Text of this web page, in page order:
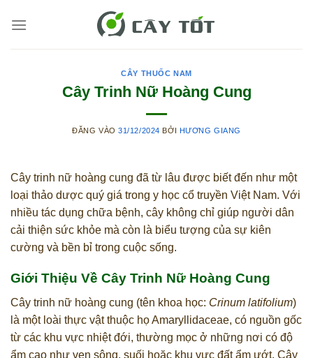
qua
CÂY THUỐC NAM
Cây Trinh Nữ Hoàng Cung
ĐĂNG VÀO31/12/2024 BỞI HƯƠNG GIANG
Cây trinh nữ hoàng cung đã từ lâu được biết đến như một
loại thảo dược quý giá trong y học cổ truyền Việt Nam. Với
nhiều tác dụng chữa bệnh, cây không chỉ giúp người dân
cải thiện sức khỏe mà còn là biểu tượng của sự kiên
cường và bền bỉ trong cuộc sống.
Giới Thiệu Về Cây Trinh Nữ Hoàng Cung
Cây trinh nữ hoàng cung (tên khoa học: Crinum latifolium)
là một loài thực vật thuộc họ Amaryllidaceae, có nguồn gốc
từ các khu vực nhiệt đới, thường mọc ở những nơi có độ
ẩm cao như ven sông, suối hoặc khu vực đất ẩm ướt. Cây